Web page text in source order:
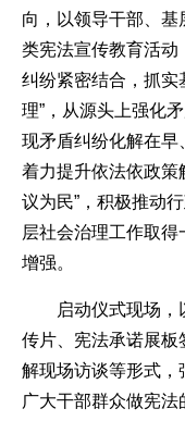
向，以领导干部、
类宪法宣传教育活动
纠纷紧密结合，抓实
理”，从源头上强化
现矛盾纠纷化解在早
着力提升依法依政策
议为民”，积极推动
层社会治理工作取
增强。
启动仪式现场
传片、宪法承诺展板
解现场访谈等形式，
广大干部群众做宪